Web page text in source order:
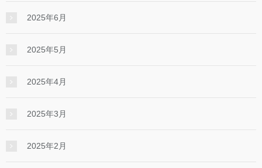
2025年6月
2025年5月
2025年4月
2025年3月
2025年2月